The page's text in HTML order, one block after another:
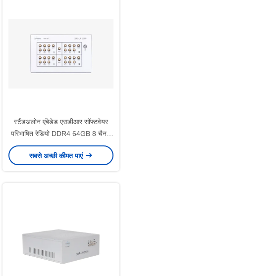
स्टैंडअलोन एंबेडेड एसडीआर सॉफ्टवेयर
परिभाषित रेडियो DDR4 64GB 8 चैनल
USRP 3980
सबसे अच्छी कीमत पाएं